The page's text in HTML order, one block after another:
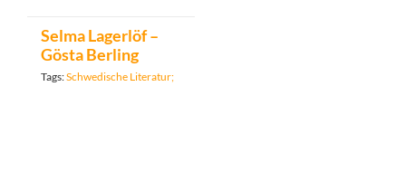
Selma Lagerlöf –
Gösta Berling
Tags:Schwedische Literatur;